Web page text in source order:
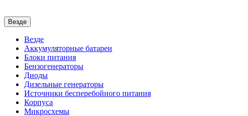
Везде
Везде
Аккумуляторные батареи
Блоки питания
Бензогенераторы
Диоды
Дизельные генераторы
Источники бесперебойного питания
Корпуса
Микросхемы